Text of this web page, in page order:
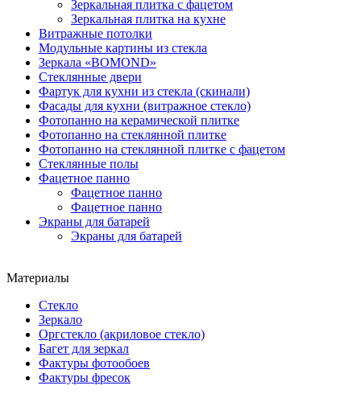
Зеркальная плитка с фацетом
Зеркальная плитка на кухне
Витражные потолки
Модульные картины из стекла
Зеркала «BOMOND»
Стеклянные двери
Фартук для кухни из стекла (скинали)
Фасады для кухни (витражное стекло)
Фотопанно на керамической плитке
Фотопанно на стеклянной плитке
Фотопанно на стеклянной плитке с фацетом
Стеклянные полы
Фацетное панно
Фацетное панно
Фацетное панно
Экраны для батарей
Экраны для батарей
Материалы
Стекло
Зеркало
Оргстекло (акриловое стекло)
Багет для зеркал
Фактуры фотообоев
Фактуры фресок